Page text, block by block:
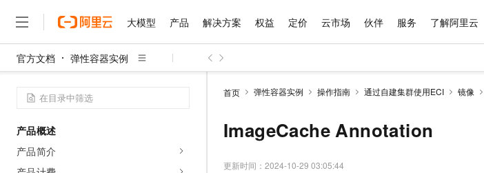
大模型 产品 解决方案 权益 定价 云市场 伙伴 服务 了解阿里云
官方文档 弹性容器实例
产品概述
产品简介
首页 弹性容器实例 操作指南 通过自建集群使用ECI 镜像
ImageCache Annotation
更新时间： 2024-10-29 03:05:44
大模型
千问AI平台
产品
精选产品
精选产品
多元化、高性能、安全可靠的大模型服务
解决方案
精选解决方案
精选解决方案
权益 普惠上云
推荐新用户得奖励，单订单最高返9万
AI 特惠
定价 产品定价
了解云产品的定价详情
云上成本管理
管理和优化成本
价格计算器
自助选配和估算价格
价格优势
云市场 精选商城
多端小程序
数据与 API
手机三要素
伙伴 成为销售伙伴
咨询伙伴
销售伙伴合作计划
成为产品伙伴
产品生态伙伴
服务 售前咨询 企业增值服务
专家技术服务
了解阿里云 为什么选择阿里云
技术领先
最佳实践
云上奥运之旅